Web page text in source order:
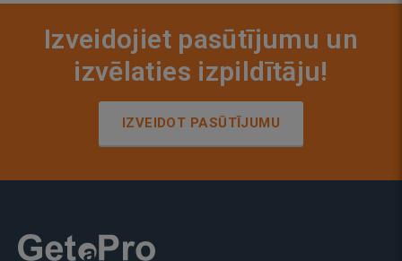
Izveidojiet pasūtījumu un
izvēlaties izpildītāju!
IZVEIDOT PASŪTĪJUMU